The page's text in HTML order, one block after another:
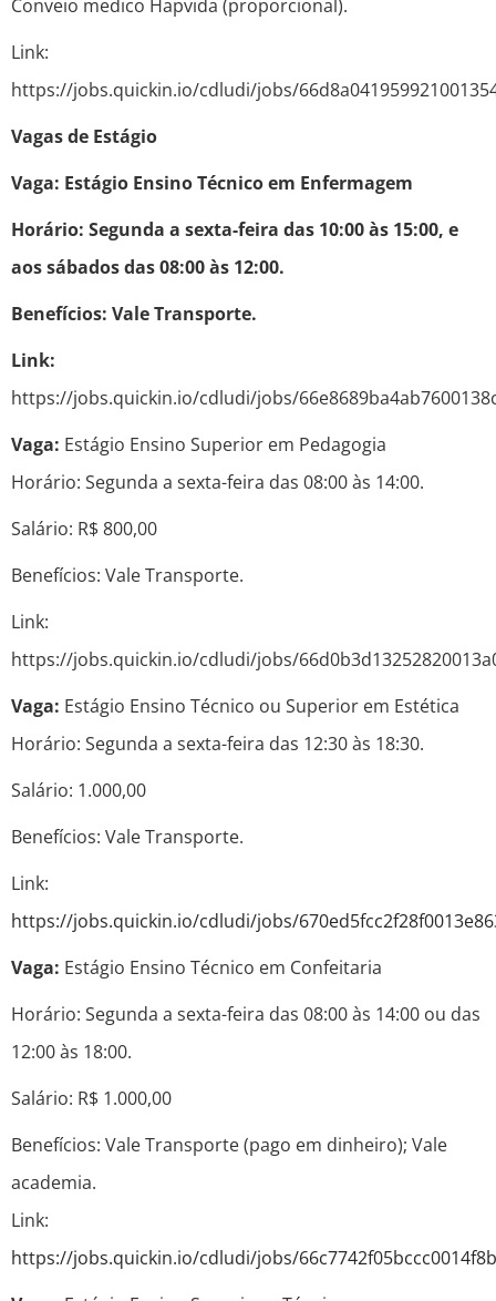
Conveio medico Hapvida (proporcional).
Link:
https://jobs.quickin.io/cdludi/jobs/
Vagas de Estágio
Vaga: Estágio Ensino Técnico em Enfermagem
Horário: Segunda a sexta-feira das 10:00 às 15:00, e
aos sábados das 08:00 às 12:00.
Benefícios: Vale Transporte.
Link:
https://jobs.quickin.io/cdludi/jobs/
Vaga: Estágio Ensino Superior em Pedagogia
Horário: Segunda a sexta-feira das 08:00 às 14:00.
Salário: R$ 800,00
Benefícios: Vale Transporte.
Link:
https://jobs.quickin.io/cdludi/jobs/
Vaga: Estágio Ensino Técnico ou Superior em Estética
Horário: Segunda a sexta-feira das 12:30 às 18:30.
Salário: 1.000,00
Benefícios: Vale Transporte.
Link:
https://jobs.quickin.io/cdludi/jobs/
Vaga: Estágio Ensino Técnico em Confeitaria
Horário: Segunda a sexta-feira das 08:00 às 14:00 ou das
12:00 às 18:00.
Salário: R$ 1.000,00
Benefícios: Vale Transporte (pago em dinheiro); Vale
academia.
Link:
https://jobs.quickin.io/cdludi/jobs/